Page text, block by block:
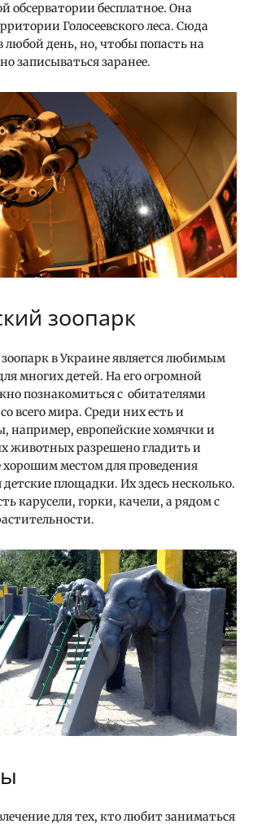
обсерватории бесплатное. Она
Голосеевского леса. Сюда
день, но, чтобы попасть на
записываться заранее.
зоопарк
в Украине является любимым
многих детей. На его огромной
познакомиться с обитателями
всего мира. Среди них есть и
например, европейские хомячки и
животных разрешено гладить и
местом для проведения
детские площадки. Их здесь несколько.
карусели, горки, качели, а рядом с
для тех, кто любит заниматься